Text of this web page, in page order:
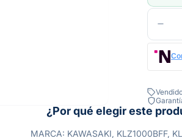
¿Por qué elegir este
MARCA: KAWASAKI, KLZ1000BFF,